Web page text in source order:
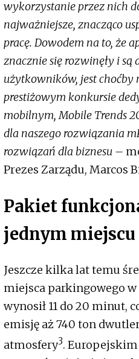
wykorzystanie przez nich
najważniejsze, znacząco
pracę. Dowodem na to, że
znacznie się rozwinęły i są
użytkowników, jest
prestiżowym konkursie
mobilnym, Mobile Trends
dla naszego rozwiązania
rozwiązań dla biznesu –
Prezes Zarządu, Marcos
Pakiet
jednym miejscu
Jeszcze kilka lat temu
miejsca parkingowego
wynosił 11 do 20 minut,
emisję aż 740 ton
atmosfery3.